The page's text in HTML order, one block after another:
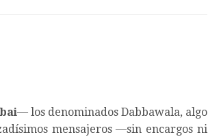
— los denominados Dabbawala, algo
mensajeros —sin encargos ni